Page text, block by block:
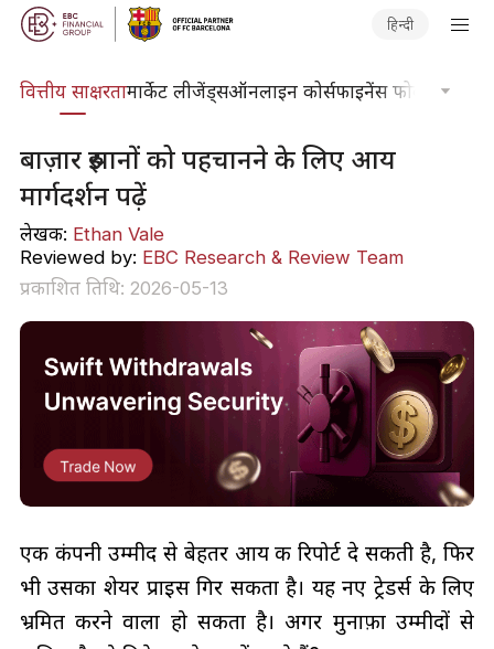
हिन्दी
वित्तीय साक्षरतामार्केट लीजेंड्सऑनलाइन कोर्सफाइनेंस फोकस
बाज़ार रुझानों को पहचानने के लिए आय
मार्गदर्शन पढ़ें
लेखक: Ethan Vale
Reviewed by: EBC Research & Review Team
प्रकाशित तिथि: 2026-05-13
एक कंपनी उम्मीद से बेहतर आय की रिपोर्ट दे सकती है, फिर
भी उसका शेयर प्राइस गिर सकता है। यह नए ट्रेडर्स के लिए
भ्रमित करने वाला हो सकता है। अगर मुनाफ़ा उम्मीदों से